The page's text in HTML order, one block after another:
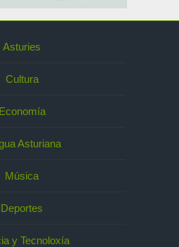
Asturies
Cultura
Economía
Asturiana
Música
Deportes
y Tecnoloxía